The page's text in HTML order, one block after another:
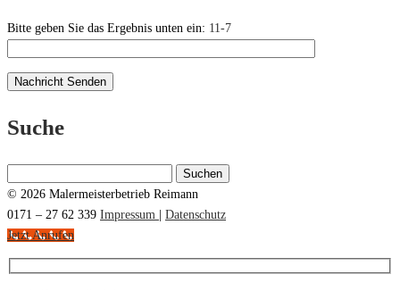
Bitte geben Sie das Ergebnis unten ein: 11-7
Suche
nach:
© 2026 Malermeisterbetrieb Reimann
0171 – 27 62 339 Impressum
Datenschutz
Jetzt Anrufen